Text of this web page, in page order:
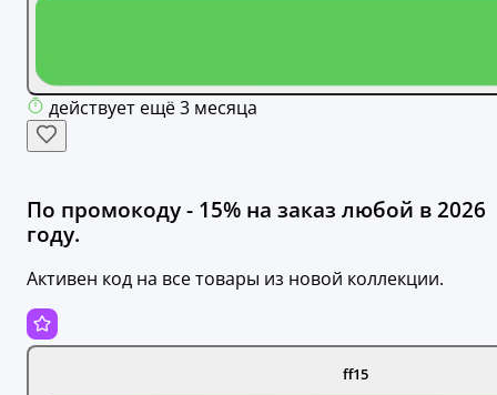
действует ещё 3 месяца
По промокоду - 15% на заказ любой в 2026
году.
Активен код на все товары из новой коллекции.
ff15